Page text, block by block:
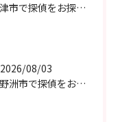
大津市で探偵をお探しなら滋賀クリスタル探偵事務所｜浮気調査・不倫調査・素行調査・人探しに対応
2026/08/03
【野洲市で探偵をお探しなら】滋賀クリスタル探偵事務所｜野洲市対応・相談無料・秘密厳守